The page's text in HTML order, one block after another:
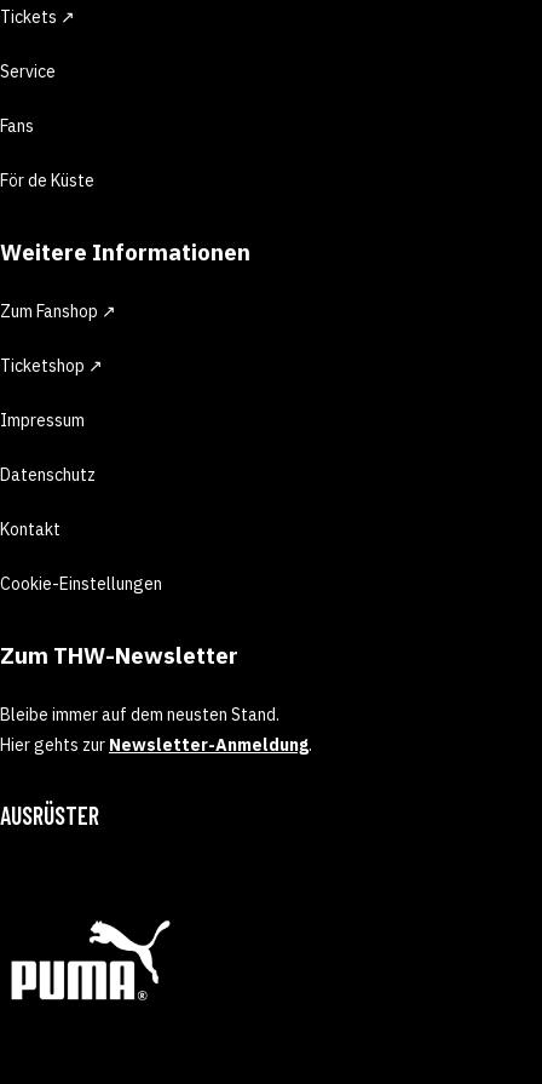
Tickets ↗
Service
Fans
För de Küste
Weitere Informationen
Zum Fanshop ↗
Ticketshop ↗
Impressum
Datenschutz
Kontakt
Cookie-Einstellungen
Zum THW-Newsletter
Bleibe immer auf dem neusten Stand.
Hier gehts zur Newsletter-Anmeldung.
AUSRÜSTER